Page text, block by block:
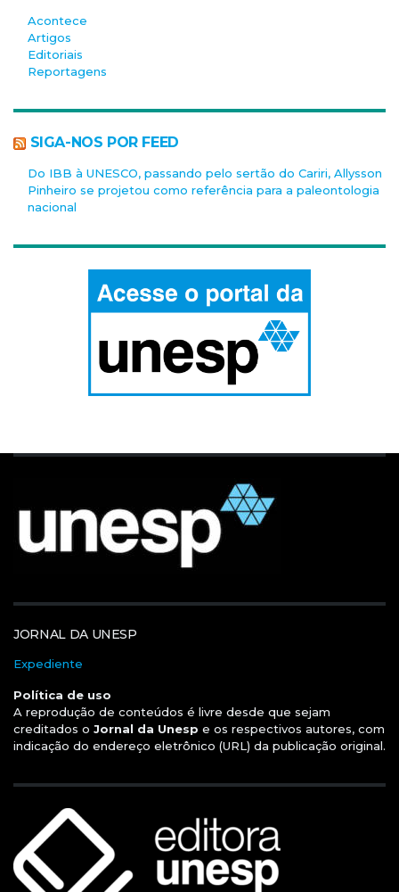
Acontece
Artigos
Editoriais
Reportagens
SIGA-NOS POR FEED
Do IBB à UNESCO, passando pelo sertão do Cariri, Allysson
Pinheiro se projetou como referência para a paleontologia
nacional
JORNAL DA UNESP
Expediente
Política de uso
A reprodução de conteúdos é livre desde que sejam
creditados o Jornal da Unesp e os respectivos autores, com
indicação do endereço eletrônico (URL) da publicação original.